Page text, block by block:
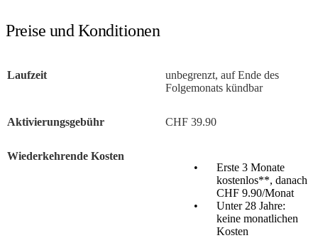
Preise und Konditionen
Laufzeit
unbegrenzt, auf Ende des
Folgemonats kündbar
Aktivierungsgebühr CHF 39.90
Wiederkehrende Kosten
Erste 3 Monate
kostenlos**, danach
CHF 9.90/Monat
Unter 28 Jahre:
keine monatlichen
Kosten